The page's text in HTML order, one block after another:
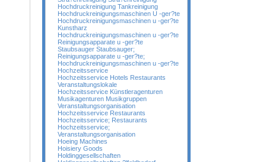
Hochdruckreinigung Tankreinigung
Hochdruckreinigungsmaschinen U -ger?te
Hochdruckreinigungsmaschinen u -ger?te
Kunstharz
Hochdruckreinigungsmaschinen u -ger?te
Reinigungsapparate u -ger?te
Staubsauger Staubsauger;
Reinigungsapparate u -ger?te;
Hochdruckreinigungsmaschinen u -ger?te
Hochzeitsservice
Hochzeitsservice Hotels Restaurants
Veranstaltungslokale
Hochzeitsservice Künstleragenturen
Musikagenturen Musikgruppen
Veranstaltungsorganisation
Hochzeitsservice Restaurants
Hochzeitsservice; Restaurants
Hochzeitsservice;
Veranstaltungsorganisation
Hoeing Machines
Hoisiery Goods
Holdinggesellschaften